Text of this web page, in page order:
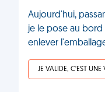
Aujourd'hui,
je le pose au bord
enlever
JE VALIDE, C'EST UNE